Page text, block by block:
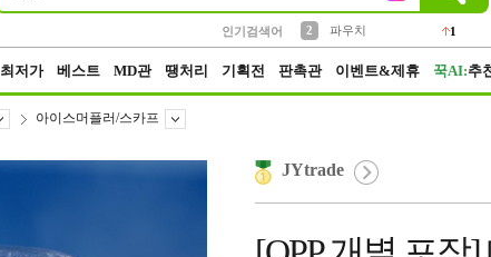
인기검색어
2
파우치
1
최저가 베스트 MD관 땡처리 기획전 판촉관 이벤트&제휴 꾹AI:추
아이스머플러/스카프
JYtrade